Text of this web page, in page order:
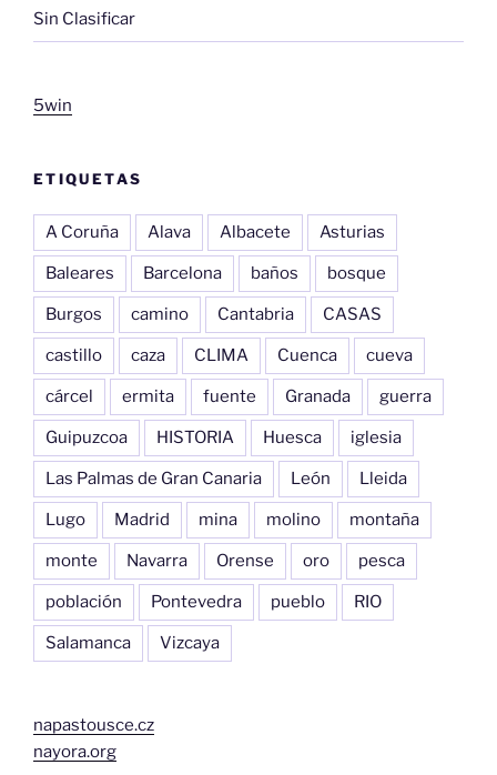
Sin Clasificar
5win
ETIQUETAS
A Coruña Alava Albacete Asturias
Baleares Barcelona baños bosque
Burgos camino Cantabria CASAS
castillo caza CLIMA Cuenca cueva
cárcel ermita fuente Granada guerra
Guipuzcoa HISTORIA Huesca iglesia
Las Palmas de Gran Canaria León Lleida
Lugo Madrid mina molino montaña
monte Navarra Orense oro pesca
población Pontevedra pueblo RIO
Salamanca Vizcaya
napastousce.cz
nayora.org